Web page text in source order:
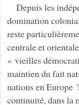
Depuis les
domination
reste
centrale et
« vieilles
maintien du fait
nations en Europe
continuité, dans la